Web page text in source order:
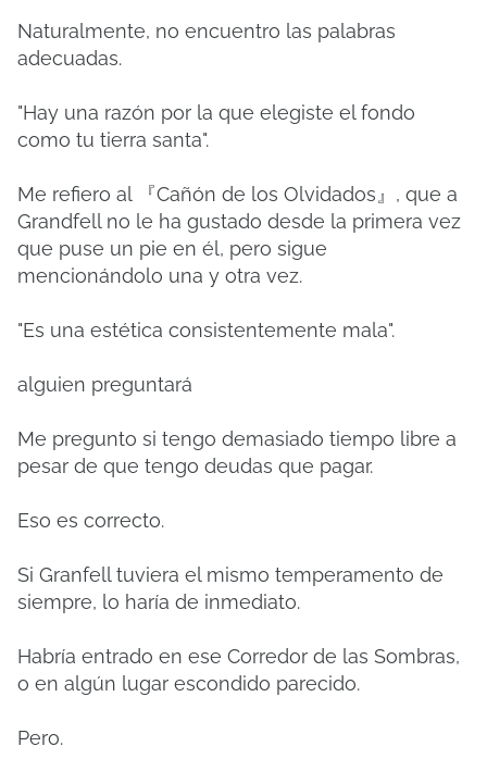
Naturalmente, no encuentro las palabras
adecuadas.
"Hay una razón por la que elegiste el fondo
como tu tierra santa".
Me refiero al 『Cañón de los Olvidados』, que a
Grandfell no le ha gustado desde la primera vez
que puse un pie en él, pero sigue
mencionándolo una y otra vez.
"Es una estética consistentemente mala".
alguien preguntará
Me pregunto si tengo demasiado tiempo libre a
pesar de que tengo deudas que pagar.
Eso es correcto.
Si Granfell tuviera el mismo temperamento de
siempre, lo haría de inmediato.
Habría entrado en ese Corredor de las Sombras,
o en algún lugar escondido parecido.
Pero.